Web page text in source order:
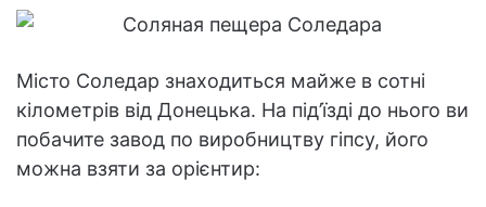
Місто Соледар знаходиться майже в сотні
кілометрів від Донецька. На під’їзді до нього ви
побачите завод по виробництву гіпсу, його
можна взяти за орієнтир: